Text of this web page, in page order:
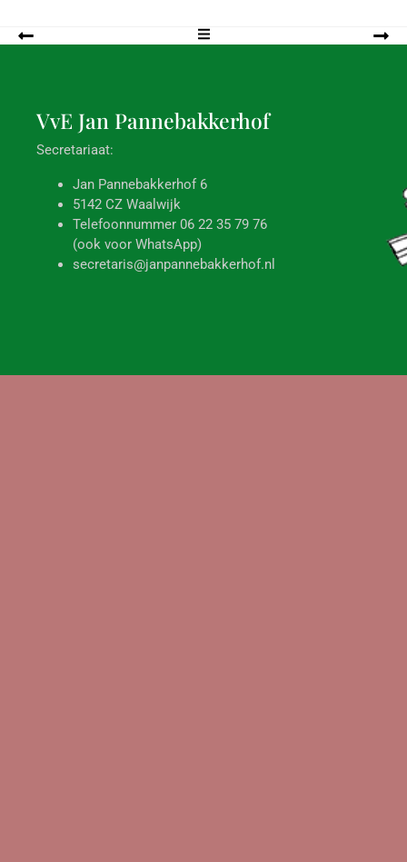
VvE Jan Pannebakkerhof
Secretariaat:
Jan Pannebakkerhof 6
5142 CZ Waalwijk
Telefoonnummer 06 22 35 79 76
(ook voor WhatsApp)
secretaris@janpannebakkerhof.nl